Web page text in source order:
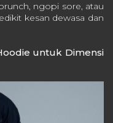
ngopi sore, atau
kesan dewasa dan
untuk Dimensi